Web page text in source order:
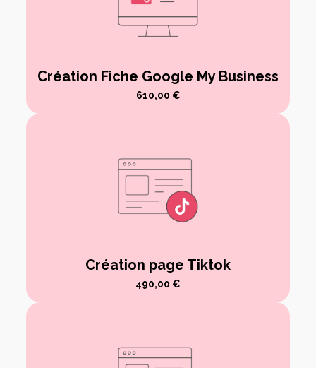
Création Fiche Google My Business
610,00 €
Création page Tiktok
490,00 €